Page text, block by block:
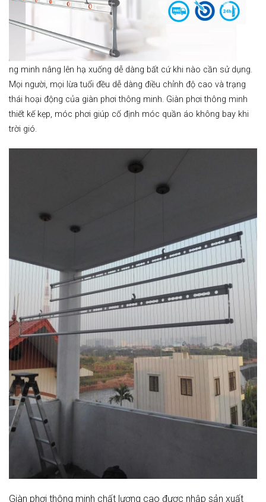
ng minh nâng lên hạ xuống dễ dàng bất cứ khi nào cần sử dụng.
Mọi người, mọi lừa tuổi đều dễ dàng điều chỉnh độ cao và trạng
thái hoại động của giàn phơi thông minh. Giàn phơi thông minh
thiết kế kẹp, móc phơi giúp cố định móc quần áo không bay khi
trời gió.
Giàn phơi thông minh chất lượng cao được nhập sản xuất